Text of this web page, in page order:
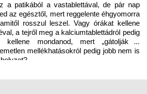
a patikából a vastablettával, de pár nap
az egésztől, mert reggelente éhgyomorra
rosszul leszel. Vagy órákat kellene
a tejről meg a kalciumtablettádról pedig
kellene mondanod, mert „gátolják a
mellékhatásokról pedig jobb nem is